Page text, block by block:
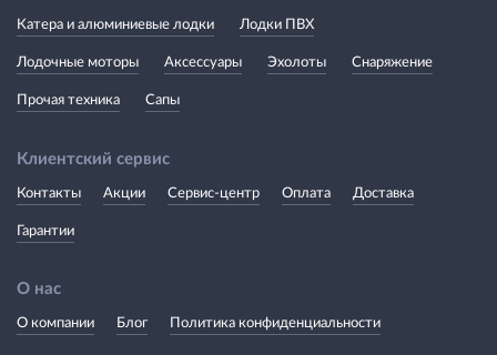
Катера и алюминиевые лодки Лодки ПВХ
Лодочные моторы Аксессуары Эхолоты Снаряжение
Прочая техника Сапы
Клиентский сервис
Контакты Акции Сервис-центр Оплата Доставка
Гарантии
О нас
О компании Блог Политика конфиденциальности